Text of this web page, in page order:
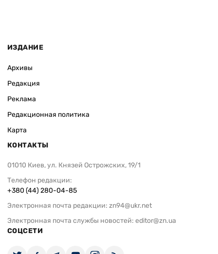
ИЗДАНИЕ
Архивы
Редакция
Реклама
Редакционная политика
Карта
КОНТАКТЫ
01010 Киев, ул. Князей Острожских, 19/1
Телефон редакции:
+380 (44) 280-04-85
Электронная почта редакции: zn94@ukr.net
Электронная почта службы новостей: editor@zn.ua
СОЦСЕТИ